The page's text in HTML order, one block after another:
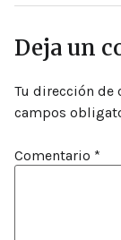
Deja un
Tu dirección de
campos
Comentario *